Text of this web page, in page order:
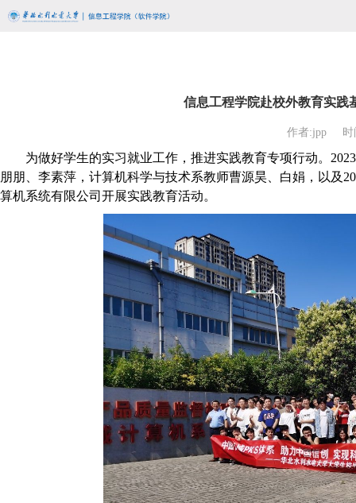
信息工程学院赴校外教育实践
作者:jpp 时
为做好学生的实习就业工作，推进实践教育专项行动。 2023
朋朋、李素萍，计算机科学与技术系教师曹源昊、白娟，以及
算机系统有限公司开展实践教育活动。